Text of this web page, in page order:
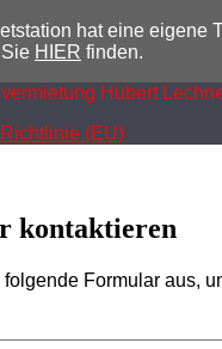
hat eine eigene
HIER finden.
Hubert
(EU)
kontaktieren
folgende Formular aus,